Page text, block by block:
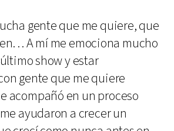
gente que me quiere, que
. . A mí me emociona mucho
show y estar
gente que me quiere
acompañó en un proceso
ayudaron a crecer un